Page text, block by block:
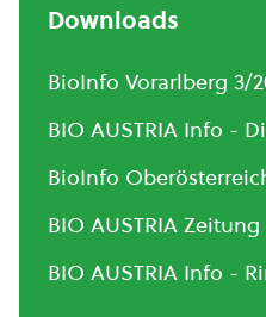
Downloads
BioInfo Vorarlberg 3/
BIO AUSTRIA Info -
BioInfo
BIO AUSTRIA
BIO AUSTRIA Info -